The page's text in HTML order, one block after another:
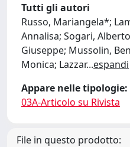
Tutti gli autori
Russo, Mariangela*;
Annalisa; Sogari,
Giuseppe; Mussolin,
Monica; Lazzar...espandi
Appare nelle tipologie:
03A-Articolo su Rivista
File in questo prodotto: